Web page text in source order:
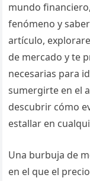
mundo
fenómeno y
artículo,
de mercado y te
necesarias para
sumergirte en el
descubrir cómo
estallar en
Una burbuja de
en el que el